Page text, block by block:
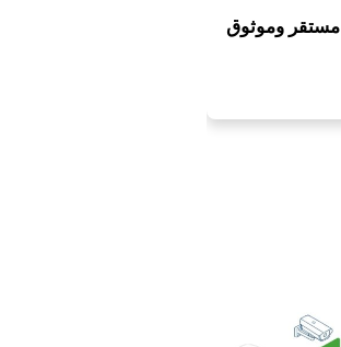
مستقر وموثوق